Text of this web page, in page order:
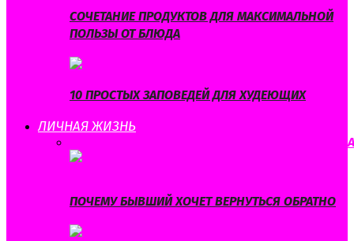
СОЧЕТАНИЕ ПРОДУКТОВ ДЛЯ МАКСИМАЛЬНОЙ
ПОЛЬЗЫ ОТ БЛЮДА
10 ПРОСТЫХ ЗАПОВЕДЕЙ ДЛЯ ХУДЕЮЩИХ
ЛИЧНАЯ ЖИЗНЬ
СВАДЬБА
ПОЧЕМУ БЫВШИЙ ХОЧЕТ ВЕРНУТЬСЯ ОБРАТНО